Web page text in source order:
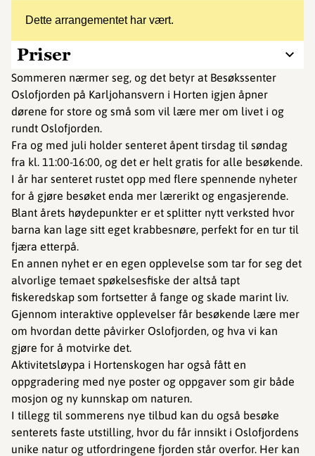
Dette arrangementet har vært.
Priser
Sommeren nærmer seg, og det betyr at Besøkssenter
Oslofjorden på Karljohansvern i Horten igjen åpner
dørene for store og små som vil lære mer om livet i og
rundt Oslofjorden.
Fra og med juli holder senteret åpent tirsdag til søndag
fra kl. 11:00-16:00, og det er helt gratis for alle besøkende.
I år har senteret rustet opp med flere spennende nyheter
for å gjøre besøket enda mer lærerikt og engasjerende.
Blant årets høydepunkter er et splitter nytt verksted hvor
barna kan lage sitt eget krabbesnøre, perfekt for en tur til
fjæra etterpå.
En annen nyhet er en egen opplevelse som tar for seg det
alvorlige temaet spøkelsesfiske der altså tapt
fiskeredskap som fortsetter å fange og skade marint liv.
Gjennom interaktive opplevelser får besøkende lære mer
om hvordan dette påvirker Oslofjorden, og hva vi kan
gjøre for å motvirke det.
Aktivitetsløypa i Hortenskogen har også fått en
oppgradering med nye poster og oppgaver som gir både
mosjon og ny kunnskap om naturen.
I tillegg til sommerens nye tilbud kan du også besøke
senterets faste utstilling, hvor du får innsikt i Oslofjordens
unike natur og utfordringene fjorden står overfor. Her kan